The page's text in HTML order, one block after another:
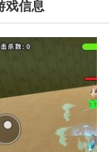
戏信息